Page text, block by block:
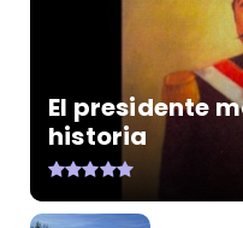
El presidente
historia